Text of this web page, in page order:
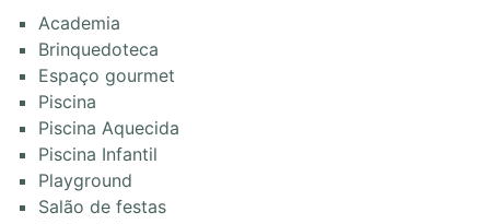
Academia
Brinquedoteca
Espaço gourmet
Piscina
Piscina Aquecida
Piscina Infantil
Playground
Salão de festas